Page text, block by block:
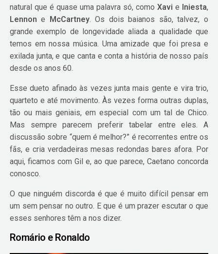
natural que é quase uma palavra só, como Xavi e Iniesta,
Lennon e McCartney. Os dois baianos são, talvez, o
grande exemplo de longevidade aliada a qualidade que
temos em nossa música. Uma amizade que foi presa e
exilada junta, e que canta e conta a história de nosso país
desde os anos 60.
Esse dueto afinado às vezes junta mais gente e vira trio,
quarteto e até movimento. Às vezes forma outras duplas,
tão ou mais geniais, em especial com um tal de Chico.
Mas sempre parecem preferir tabelar entre eles. A
discussão sobre “quem é melhor?” é recorrentes entre os
fãs, e cria verdadeiras mesas redondas bares afora. Por
aqui, ficamos com Gil e, ao que parece, Caetano concorda
conosco.
O que ninguém discorda é que é muito difícil pensar em
um sem pensar no outro. E que é um prazer escutar o que
esses senhores têm a nos dizer.
Romário e Ronaldo